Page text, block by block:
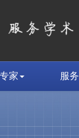
专家 服务